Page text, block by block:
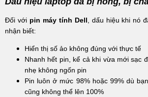
Đối với pin máy tính Dell, dấu hiệu khi nó
nhận biết:
Hiển thị số ảo không đúng với thực tế
Nhanh hết pin, kể cả khi vừa mới sạc
nhẹ không ngốn pin
Pin luôn ở mức 98% hoặc 99% dù
cũng không thể lên 100%